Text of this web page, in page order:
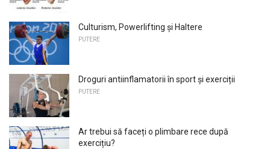
Culturism, Powerlifting și Haltere
PUTERE
Droguri antiinflamatorii în sport și exerciții
PUTERE
Ar trebui să faceți o plimbare rece după
exercițiu?